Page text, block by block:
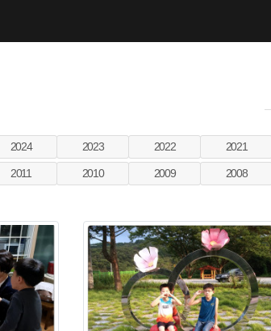
2024 2023 2022 2021
2011 2010 2009 2008